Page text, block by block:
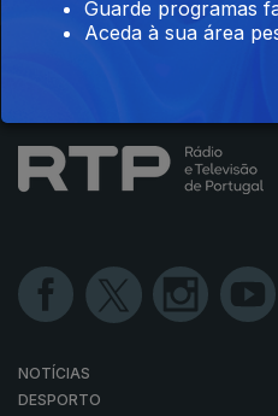
NOTÍCIAS
DESPORTO
Guarde programas
Aceda à sua área